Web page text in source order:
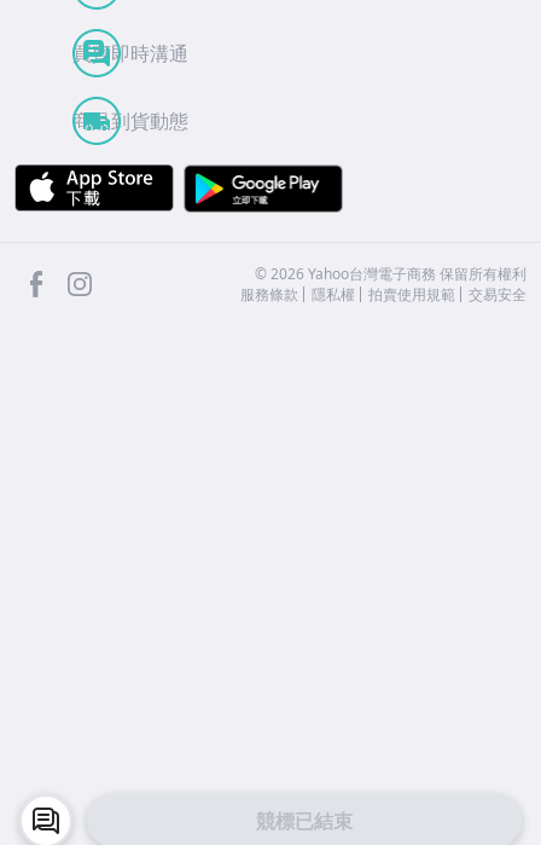
競標已結束
買賣即時溝通
商品到貨動態
APP Store
facebook ©2026 Yahoo台灣電子商務 保留所有權利
服務條款
隱私權 拍賣使用規範 交易安全